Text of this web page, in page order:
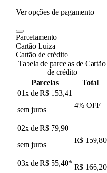
Ver opções de pagamento
Parcelamento
Cartão Luiza
Cartão de crédito
Tabela de parcelas de Cartão
de crédito
Parcelas
Total
01x de R$ 153,41
sem juros
4% OFF
02x de R$ 79,90
sem juros
R$ 159,80
03x de R$ 55,40* R$ 166,20